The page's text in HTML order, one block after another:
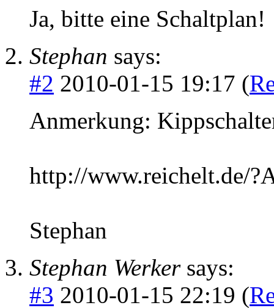
Ja, bitte eine Schaltplan!
Stephan says:
#2 2010-01-15 19:17 (
Anmerkung:
http://www.reichelt.de/
Stephan
Stephan Werker says:
#3 2010-01-15 22:19 (